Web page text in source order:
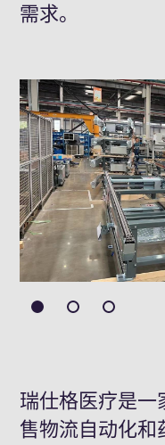
需求。
瑞仕格医疗是一
售物流自动化和